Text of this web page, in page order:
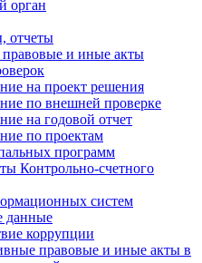
орган
отчеты
и иные акты
на проект решения
по внешней проверке
на годовой отчет
по проектам
программ
Контрольно-счетного
систем
данные
коррупции
правовые и иные акты в